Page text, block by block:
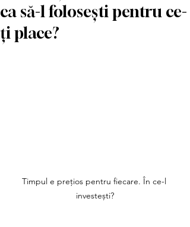
ca să-l folosești pentru ce-
ți place?
Timpul e prețios pentru fiecare. În ce-l
investești?